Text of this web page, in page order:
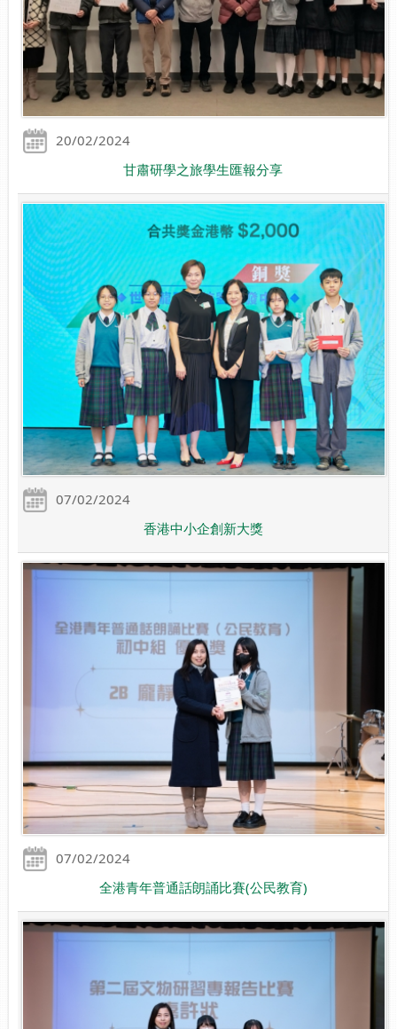
20/02/2024
甘肅研學之旅學生匯報分享
07/02/2024
香港中小企創新大獎
07/02/2024
全港青年普通話朗誦比賽(公民教育)